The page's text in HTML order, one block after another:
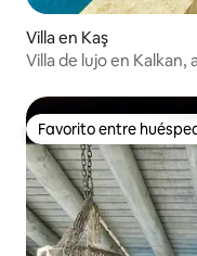
Villa en Kaş
Villa de lujo en Kalkan,
Favorito entre
Favorito entre